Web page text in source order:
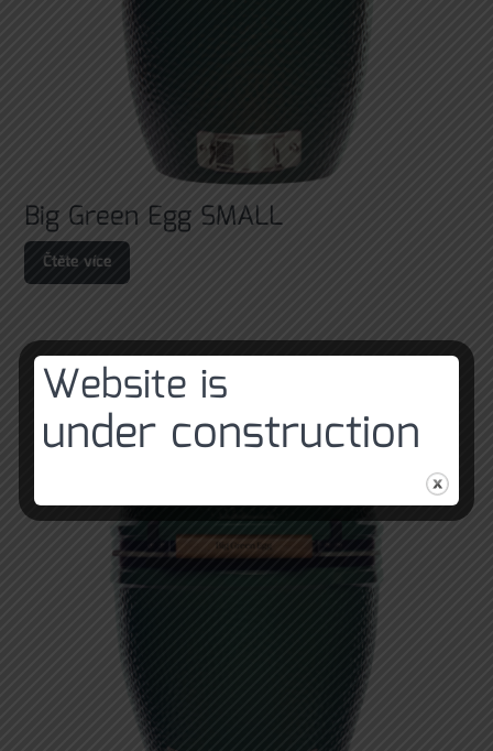
Big Green Egg SMALL
Čtěte více
Website is
under construction